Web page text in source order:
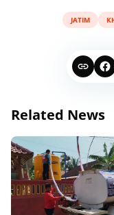
JATIM
Related News